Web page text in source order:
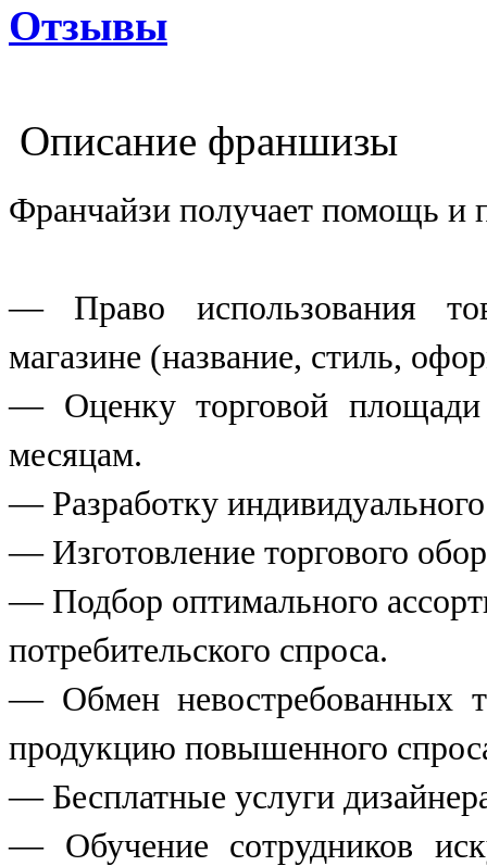
Отзывы
Описание франшизы
Франчайзи получает помощь и
— Право использования
магазине (название, стиль,
— Оценку торговой площади
месяцам.
— Разработку
— Изготовление торгового
— Подбор оптимального
потребительского спроса.
— Обмен невостребованных
продукцию повышенного
— Бесплатные услуги
— Обучение сотрудников